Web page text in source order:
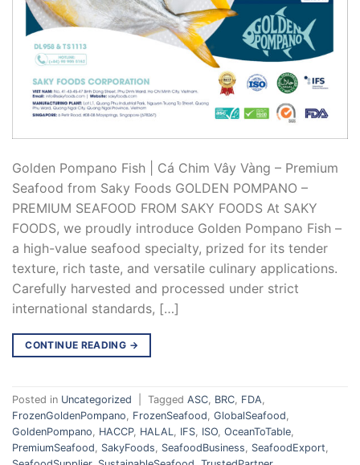
Golden Pompano Fish | Cá Chim Vây Vàng – Premium
Seafood from Saky Foods GOLDEN POMPANO –
PREMIUM SEAFOOD FROM SAKY FOODS At SAKY
FOODS, we proudly introduce Golden Pompano Fish –
a high-value seafood specialty, prized for its tender
texture, rich taste, and versatile culinary applications.
Carefully harvested and processed under strict
international standards, […]
CONTINUE READING →
Posted in Uncategorized Tagged ASC BRC FDA
FrozenGoldenPompano
FrozenSeafood GlobalSeafood
GoldenPompano
HACCP, HALAL IFS ISO OceanToTable
PremiumSeafood
SakyFoods SeafoodBusiness SeafoodExport